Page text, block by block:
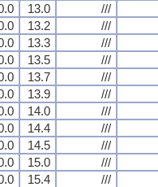
13.0 ///
13.2 ///
13.3 ///
13.5 ///
13.7 ///
13.9 ///
14.0 ///
14.4 ///
14.5 ///
15.0 ///
15.4 ///